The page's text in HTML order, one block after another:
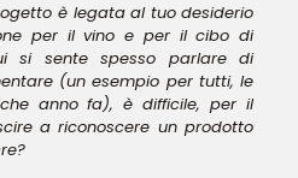
è legata al tuo desiderio
per il vino e per il cibo di
si sente spesso parlare di
(un esempio per tutti, le
anno fa), è difficile, per il
a riconoscere un prodotto